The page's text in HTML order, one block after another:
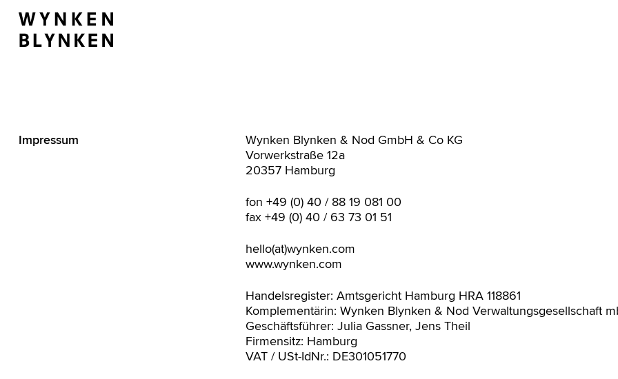
Impressum
Wynken Blynken & Nod GmbH & Co KG
Vorwerkstraße 12a
20357 Hamburg
fon +49 (0) 40 / 88 19 081 00
fax +49 (0) 40 / 63 73 01 51
hello(at)wynken.com
www.wynken.com
Handelsregister: Amtsgericht Hamburg HRA 118861
Komplementärin: Wynken Blynken & Nod Verwaltungsgesellschaft
Geschäftsführer: Julia Gassner, Jens Theil
Firmensitz: Hamburg
VAT / USt-IdNr.: DE301051770